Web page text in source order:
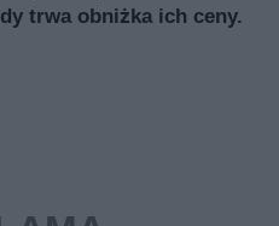
trwa obniżka ich ceny.